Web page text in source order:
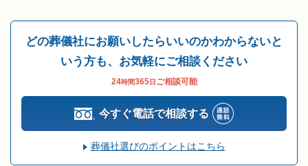
どの葬儀社にお願いしたらいいのかわからないと
いう方も、お気軽にご相談ください
24時間365日 ご相談可能
今すぐ電話で相談する
葬儀社選びのポイントはこちら